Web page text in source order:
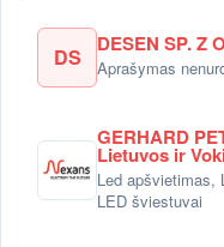
DS DESEN SP. Z
Aprašymas
GERHARD
Lietuvos ir
Led apšvietimas,
LED šviestuvai